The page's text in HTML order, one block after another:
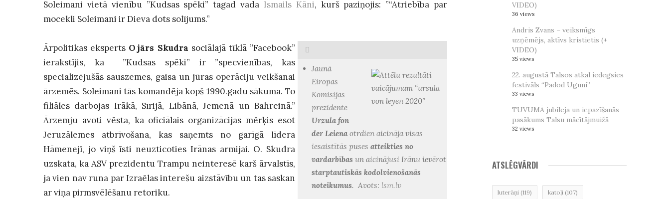
Soleimani vietā vienību ”Kudsas spēki” tagad vada Ismails Kāni, kurš paziņojis: ”“Atriebība par
mocekli Soleimani ir Dieva dots solījums.”
Jaunā
Eiropas
Komisijas
prezidente
Urzula fon
der Leienaotrdien aicināja visas
iesaistītās puses atteikties no
vardarbības un aicinājusi Irānu ievērot
starptautiskās kodolvienošanās
noteikumus. Avots: lsm.lv
Ārpolitikas eksperts Ojārs Skudra sociālajā tīklā ”Facebook”
ierakstījis, ka ”Kudsas spēki” ir ”specvienības, kas
specializējušās sauszemes, gaisa un jūras operāciju veikšanai
ārzemēs. Soleimani tās komandēja kopš 1990.gadu sākuma. To
filiāles darbojas Irākā, Sīrijā, Libānā, Jemenā un Bahreinā.”
Ārzemju avoti vēsta, ka oficiālais organizācijas mērķis esot
Jeruzālemes atbrīvošana, kas saņemts no garīgā līdera
Hāmenejī, jo viņš īsti neuzticoties Irānas armijai. O. Skudra
uzskata, ka ASV prezidentu Trampu neinteresē karš ārvalstīs,
ja vien nav runa par Izraēlas interešu aizstāvību un tas saskan
ar viņa pirmsvēlēšanu retoriku.
VIDEO)
36 views
Andris Zvans – veiksmīgs
uzņēmējs, aktīvs kristietis (+
VIDEO)
35 views
22. augustā Talsos atkal iedegsies
festivāls “Padod Uguni”
33 views
TUVUMĀ jubileja un iepazīšanās
pasākums Talsu mācītājmuižā
32 views
ATSLĒGVĀRDI
luterāņi (119) katoļi (107)